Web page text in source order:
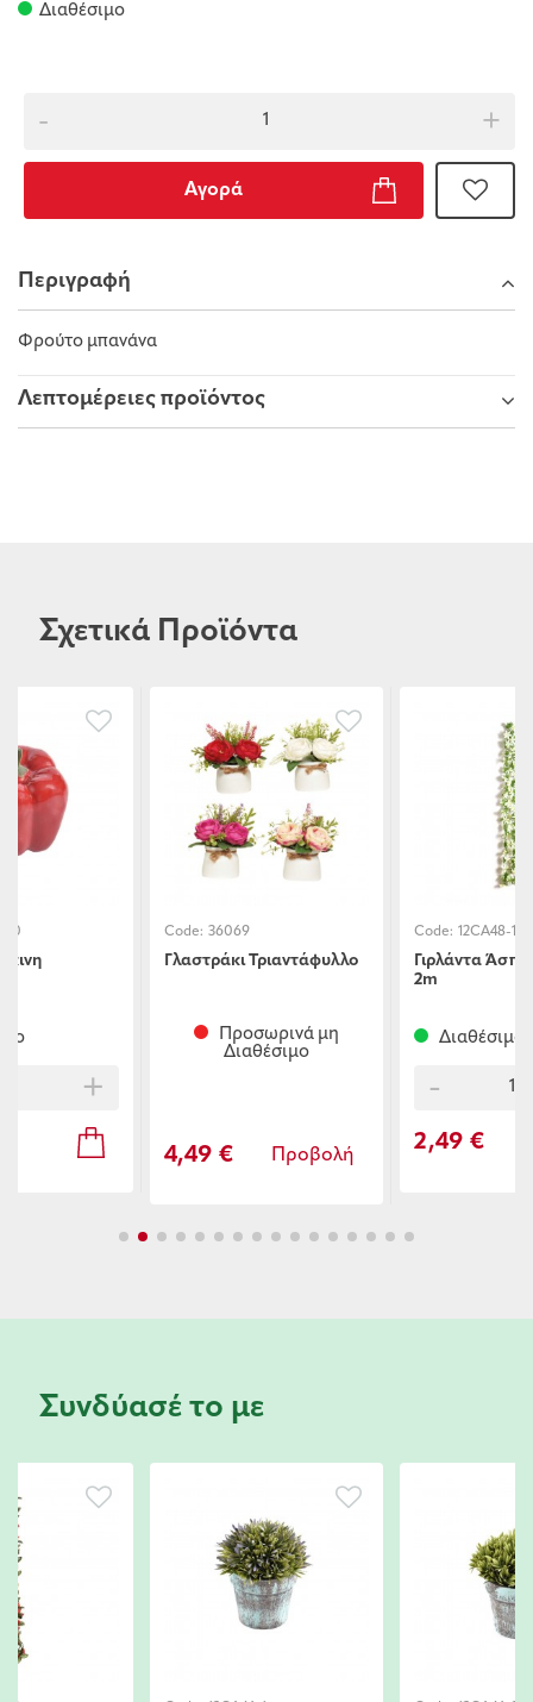
Διαθέσιμο
- +
Αγορά
Περιγραφή
Φρούτο μπανάνα
Λεπτομέρειες προϊόντος
Σχετικά Προϊόντα
10
+
Code: 36069
Γλαστράκι Τριαντάφυλλο
Προσωρινά μη
Διαθέσιμο
4,49 € Προβολή
Code: 12CA48-1
Γιρλάντα
2m
Διαθέσιμο
-
2,49 €
Συνδύασέ το με